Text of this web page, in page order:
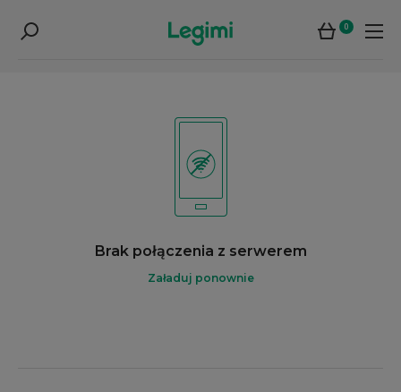
0
Brak połączenia z serwerem
Załaduj ponownie